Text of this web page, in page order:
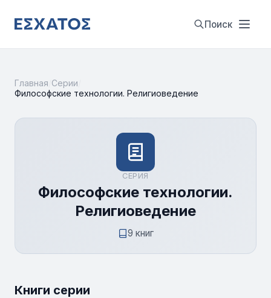
Поиск
Главная Серии
Философские технологии. Религиоведение
СЕРИЯ
Философские технологии.
Религиоведение
9 книг
Книги серии